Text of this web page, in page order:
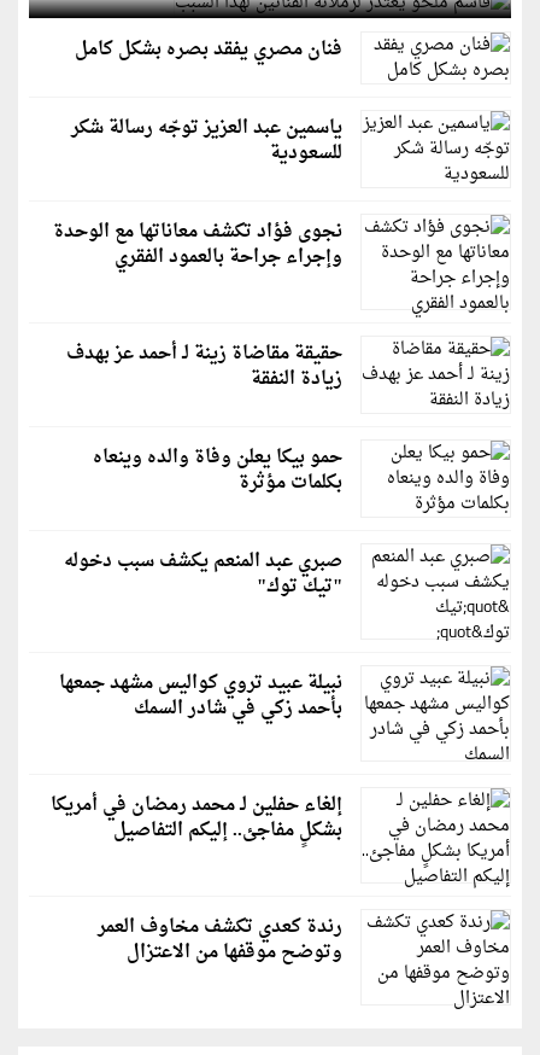
فنان مصري يفقد بصره بشكل كامل
ياسمين عبد العزيز توجّه رسالة شكر
للسعودية
نجوى فؤاد تكشف معاناتها مع الوحدة
وإجراء جراحة بالعمود الفقري
حقيقة مقاضاة زينة لـ أحمد عز بهدف
زيادة النفقة
حمو بيكا يعلن وفاة والده وينعاه
بكلمات مؤثرة
صبري عبد المنعم يكشف سبب دخوله
"تيك توك"
نبيلة عبيد تروي كواليس مشهد جمعها
بأحمد زكي في شادر السمك
إلغاء حفلين لـ محمد رمضان في أمريكا
بشكلٍ مفاجئ.. إليكم التفاصيل
رندة كعدي تكشف مخاوف العمر
وتوضح موقفها من الاعتزال